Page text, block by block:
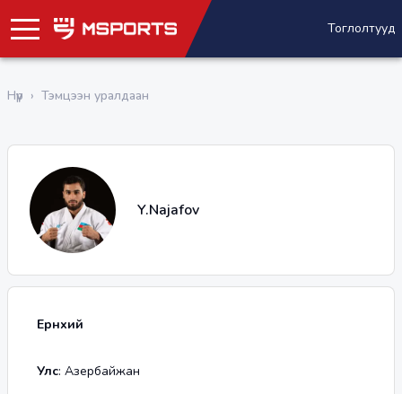
Тоглолтууд
Нүүр › Тэмцээн уралдаан
Y.Najafov
Ерөнхий
Улс: Азербайжан